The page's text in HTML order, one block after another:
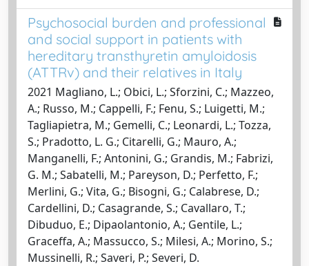
Psychosocial burden and professional
and social support in patients with
hereditary transthyretin amyloidosis
(ATTRv) and their relatives in Italy
2021 Magliano, L.; Obici, L.; Sforzini, C.; Mazzeo,
A.; Russo, M.; Cappelli, F.; Fenu, S.; Luigetti, M.;
Tagliapietra, M.; Gemelli, C.; Leonardi, L.; Tozza,
S.; Pradotto, L. G.; Citarelli, G.; Mauro, A.;
Manganelli, F.; Antonini, G.; Grandis, M.; Fabrizi,
G. M.; Sabatelli, M.; Pareyson, D.; Perfetto, F.;
Merlini, G.; Vita, G.; Bisogni, G.; Calabrese, D.;
Cardellini, D.; Casagrande, S.; Cavallaro, T.;
Dibuduo, E.; Dipaolantonio, A.; Gentile, L.;
Graceffa, A.; Massucco, S.; Milesi, A.; Morino, S.;
Mussinelli, R.; Saveri, P.; Severi, D.